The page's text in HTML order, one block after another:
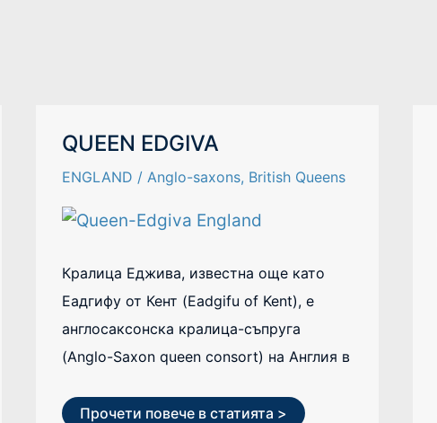
QUEEN EDGIVA
ENGLAND / Anglo-saxons, British Queens
Кралица Еджива, известна още като
Еадгифу от Кент (Eadgifu of Kent), е
англосаксонска кралица-съпруга
(Anglo-Saxon queen consort) на Англия в
QUEEN
EDGIVA
Прочети повече в статията >